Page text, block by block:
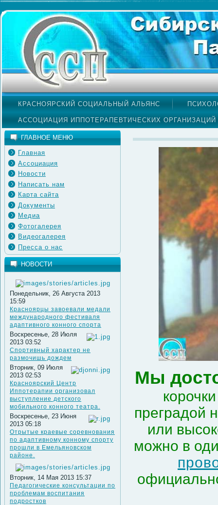
КРАСНОЯРСКИЙ СОЦИАЛЬНЫЙ АЛЬЯНС
АССОЦИАЦИЯ ИППОТЕРАПЕВТИЧЕСКИХ
ГЛАВНОЕ МЕНЮ
Главная
Ассоциация
Новости
Написать нам
Карта сайта
Документы
Медиа
Фотогалерея
Видеогалерея
Пресса о нас
НОВОСТИ
Понедельник, 26 Августа 2013
15:59
Красноярцы завоевали медали
международного фестиваля
адаптивного конного спорта
Воскресенье, 28 Июля
2013 03:52
Спортивный характер не
размочишь дождем
Вторник, 09 Июля
2013 02:53
Красноярский Центр
Иппотерапии организовал
выступление детского
мобильного конного театра.
Воскресенье, 23 Июня
2013 05:18
Отрытые краевые соревнования
по адаптивному конному спорту
прошли в Емельяновском
районе.
Вторник, 14 Мая 2013 15:37
Педагогические консультации по
проблемам воспитания
подростков
Мы
преградой
или
можно в